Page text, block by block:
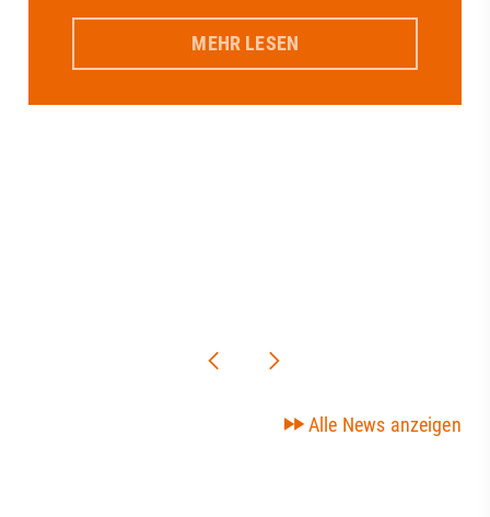
MEHR LESEN
Alle News anzeigen